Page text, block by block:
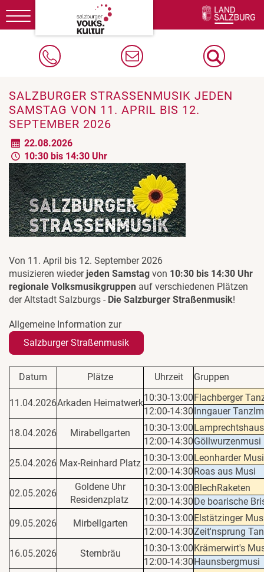
Toggle
navigation
SALZBURGER STRASSENMUSIK JEDEN S
AMSTAG VON 11. APRIL BIS 12. S
EPTEMBER 2026
22.08.2026
10:30 bis 14:30 Uhr
Von 11. April bis 12. September 2026
musizieren wieder jeden Samstag von 10:30 bis 14:30 Uhr
regionale Volksmusikgruppen auf verschiedenen Plätzen
der Altstadt Salzburgs - Die Salzburger Straßenmusik!
Allgemeine Information zur
Salzburger Straßenmusik
Datum Plätze Uhrzeit Gruppen
11.04.2026Arkaden Heimatwerk10:30-13:00Flachberger
12:00-14:30Inngauer
18.04.2026
Mirabellgarten 10:30-13:00
12:00-14:30Göllwurzenmusi
25.04.2026 Max-Reinhard Platz 10:30-13:00Leonharder
12:00-14:30Roas aus Musi
02.05.2026
Goldene Uhr
Residenzplatz
10:30-13:00BlechRaketen
12:00-14:30De boarische
09.05.2026
Mirbellgarten 10:30-13:00Elstätzinger
12:00-14:30Zeit'nsprung
16.05.2026
Sternbräu 10:30-13:00Krämerwirt's
12:00-14:30Haunsbergmusi